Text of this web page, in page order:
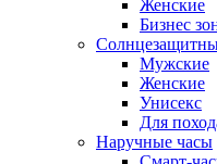
Женские
Бизнес
Мужские
Женские
Унисекс
Для
Наручные часы